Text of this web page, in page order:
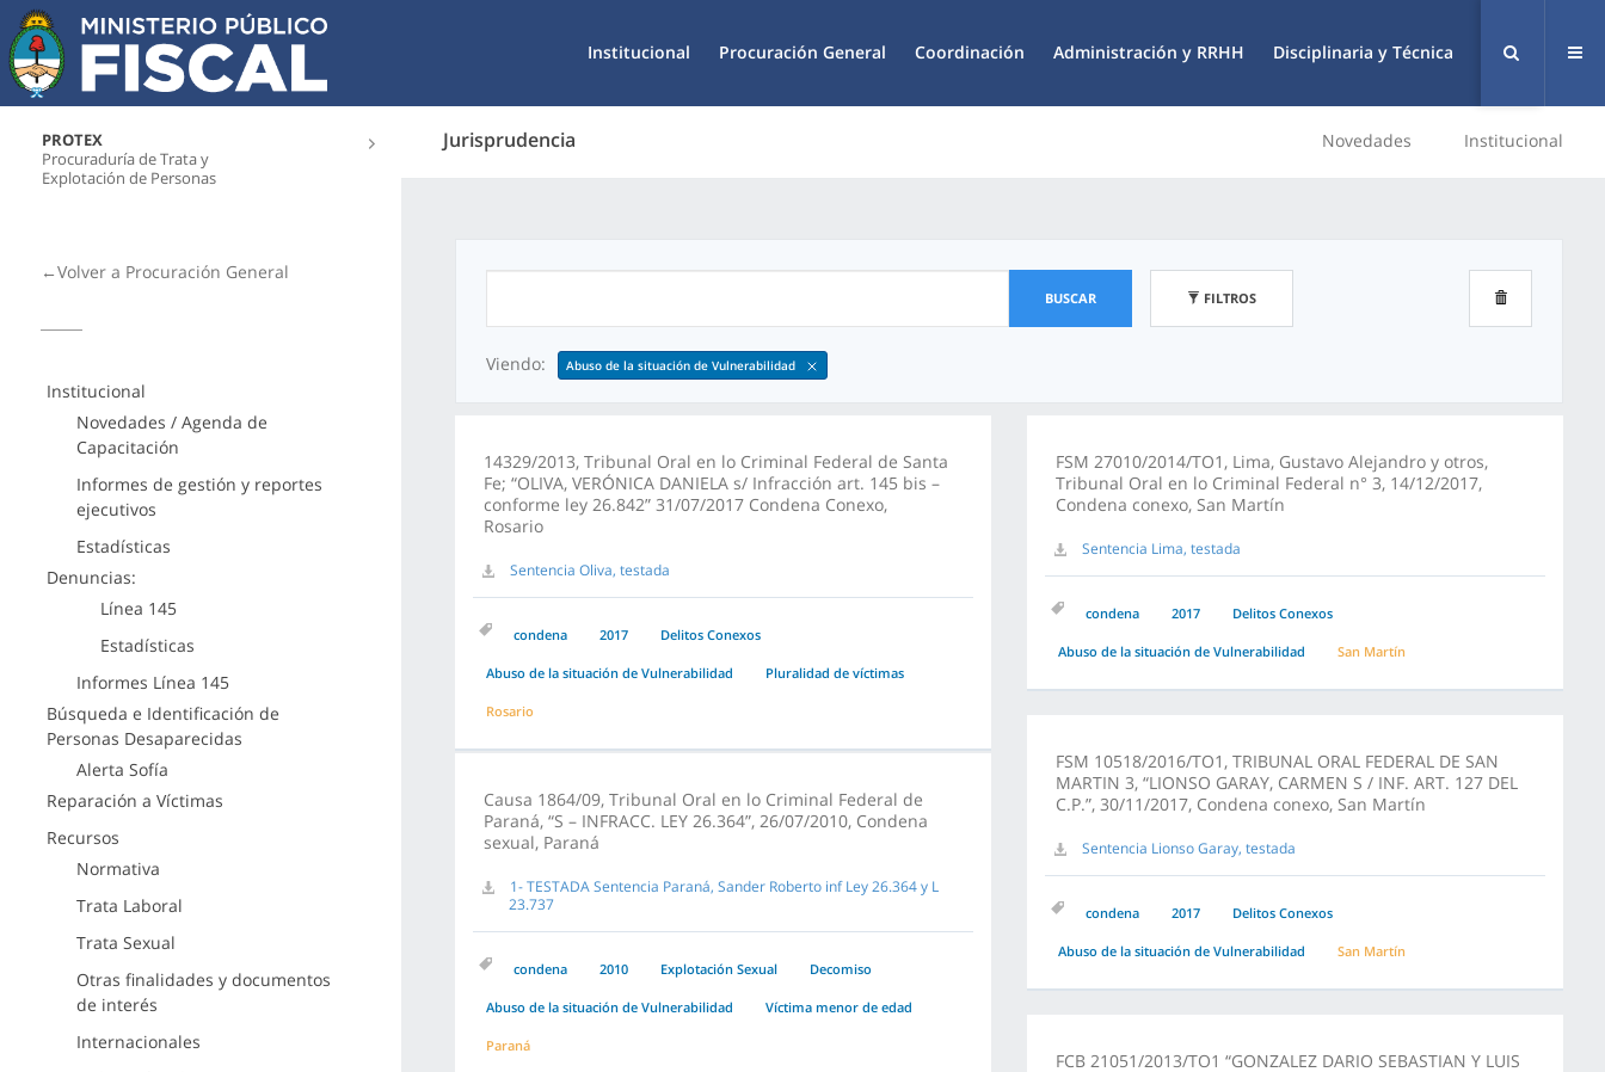
Institucional Procuración General Coordinación Administración y RRHH Disciplinaria y Técnica
PROTEX
Procuraduría de Trata y
Explotación de Personas
Jurisprudencia Novedades Institucional
←Volver a Procuración General
Institucional
Novedades / Agenda de
Capacitación
Informes de gestión y reportes
ejecutivos
Estadísticas
Denuncias:
Línea 145
Estadísticas
Informes Línea 145
Búsqueda e Identificación de
Personas Desaparecidas
Alerta Sofía
Reparación a Víctimas
Recursos
Normativa
Trata Laboral
Trata Sexual
Otras finalidades y documentos
de interés
Internacionales
BUSCAR FILTROS
Viendo: Abuso de la situación de Vulnerabilidad
14329/2013, Tribunal Oral en lo Criminal Federal de Santa
Fe; “OLIVA, VERÓNICA DANIELA s/ Infracción art. 145 bis –
conforme ley 26.842” 31/07/2017 Condena Conexo,
Rosario
Sentencia Oliva, testada
condena 2017 Delitos Conexos
Abuso de la situación de Vulnerabilidad Pluralidad de víctimas
Rosario
FSM 27010/2014/TO1, Lima, Gustavo Alejandro y otros,
Tribunal Oral en lo Criminal Federal n° 3, 14/12/2017,
Condena conexo, San Martín
Sentencia Lima, testada
condena 2017 Delitos Conexos
Abuso de la situación de Vulnerabilidad San Martín
FSM 10518/2016/TO1, TRIBUNAL ORAL FEDERAL DE SAN
MARTIN 3, “LIONSO GARAY, CARMEN S / INF. ART. 127 DEL
C.P.”, 30/11/2017, Condena conexo, San Martín
Sentencia Lionso Garay, testada
condena 2017 Delitos Conexos
Abuso de la situación de Vulnerabilidad San Martín
Causa 1864/09, Tribunal Oral en lo Criminal Federal de
Paraná, “S – INFRACC. LEY 26.364”, 26/07/2010, Condena
sexual, Paraná
1- TESTADA Sentencia Paraná, Sander Roberto inf Ley 26.364 y L
23.737
condena 2010 Explotación Sexual Decomiso
Abuso de la situación de Vulnerabilidad Víctima menor de edad
Paraná
FCB 21051/2013/TO1 “GONZALEZ DARIO SEBASTIAN Y LUIS